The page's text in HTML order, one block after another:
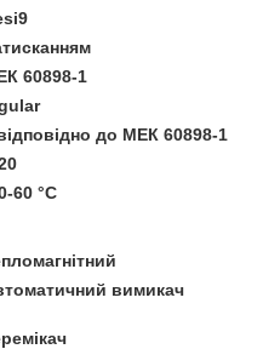
60898-1
до МЕК 60898-1
60 °C
вимикач